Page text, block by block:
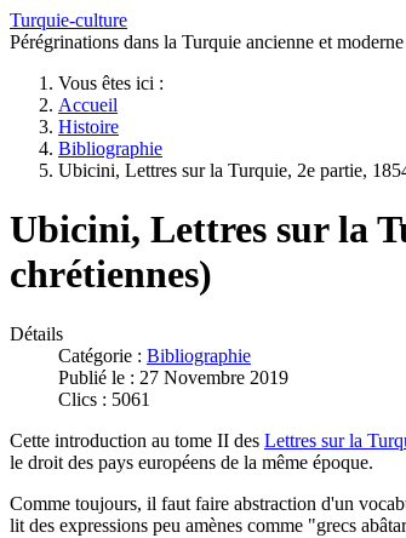
Turquie-culture
Pérégrinations dans la Turquie ancienne et
Vous êtes ici :
Accueil
Histoire
Bibliographie
Ubicini, Lettres sur la Turquie, 2e partie,
Ubicini, Lettres sur la
chrétiennes)
Détails
Catégorie : Bibliographie
Publié le : 27 Novembre 2019
Clics : 5061
Cette introduction au tome II des Lettres sur la
le droit des pays européens de la même époque.
Comme toujours, il faut faire abstraction d'un
lit des expressions peu amènes comme "grecs